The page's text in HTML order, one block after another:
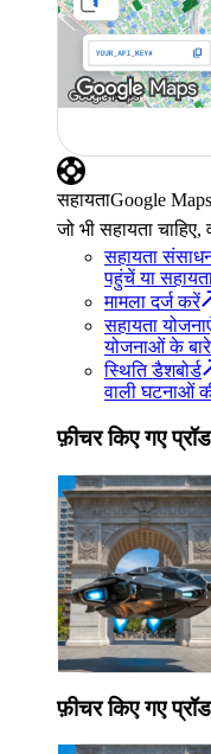
सहायताGoogle
जो भी सहायता चाहिए,
सहायता
पहुंचें या
मामला दर्ज करें
सहायता
योजनाओं के
स्थिति डैशबोर्ड
वाली घटनाओं
फ़ीचर किए गए
फ़ीचर किए गए